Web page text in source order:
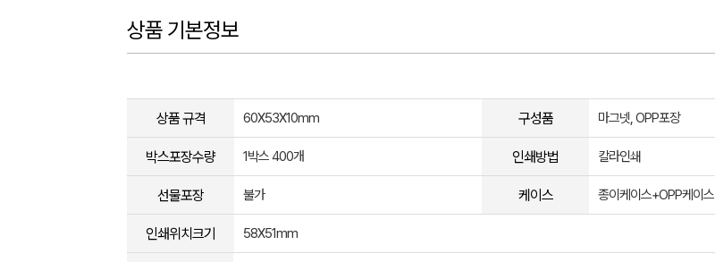
상품 기본정보
상품 규격 60X53X10mm 구성품 마그넷, OPP포장
박스포장수량 1박스 400개 인쇄방법 칼라인쇄
선물포장 불가 케이스 종이케이스+OPP케이스
인쇄위치크기 58X51mm